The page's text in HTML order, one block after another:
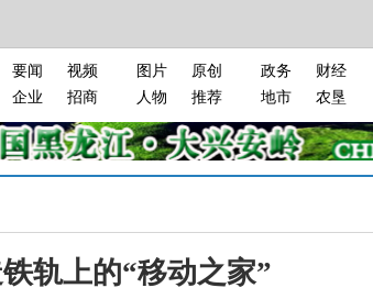
要闻
视频
企业
招商
图片
原创
人物
推荐
政务
财经
地市
农垦
轨上的“移动之家”